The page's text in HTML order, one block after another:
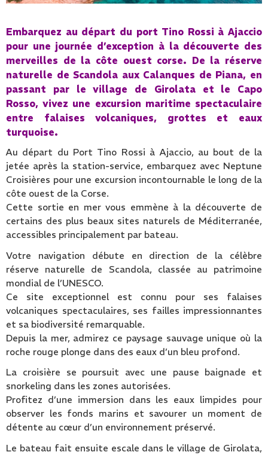
Embarquez au départ du port Tino Rossi à Ajaccio
pour une journée d’exception à la découverte des
merveilles de la côte ouest corse. De la réserve
naturelle de Scandola aux Calanques de Piana, en
passant par le village de Girolata et le Capo
Rosso, vivez une excursion maritime spectaculaire
entre falaises volcaniques, grottes et eaux
turquoise.
Au départ du Port Tino Rossi à Ajaccio, au bout de la
jetée après la station-service, embarquez avec Neptune
Croisières pour une excursion incontournable le long de la
côte ouest de la Corse.
Cette sortie en mer vous emmène à la découverte de
certains des plus beaux sites naturels de Méditerranée,
accessibles principalement par bateau.
Votre navigation débute en direction de la célèbre
réserve naturelle de Scandola, classée au patrimoine
mondial de l’UNESCO.
Ce site exceptionnel est connu pour ses falaises
volcaniques spectaculaires, ses failles impressionnantes
et sa biodiversité remarquable.
Depuis la mer, admirez ce paysage sauvage unique où la
roche rouge plonge dans des eaux d’un bleu profond.
La croisière se poursuit avec une pause baignade et
snorkeling dans les zones autorisées.
Profitez d’une immersion dans les eaux limpides pour
observer les fonds marins et savourer un moment de
détente au cœur d’un environnement préservé.
Le bateau fait ensuite escale dans le village de Girolata,